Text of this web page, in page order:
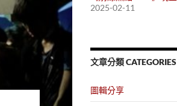
2025-02-11
文章分類 CATEGORIES
圖輯分享